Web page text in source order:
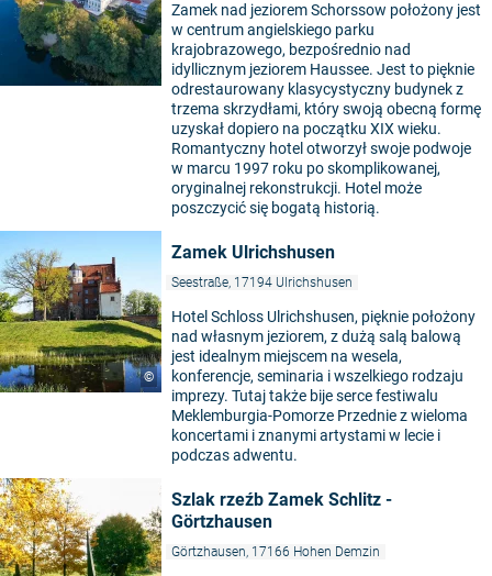
Zamek nad jeziorem Schorssow położony jest
w centrum angielskiego parku
krajobrazowego, bezpośrednio nad
idyllicznym jeziorem Haussee. Jest to pięknie
odrestaurowany klasycystyczny budynek z
trzema skrzydłami, który swoją obecną formę
uzyskał dopiero na początku XIX wieku.
Romantyczny hotel otworzył swoje podwoje
w marcu 1997 roku po skomplikowanej,
oryginalnej rekonstrukcji. Hotel może
poszczycić się bogatą historią.
©
Zamek Ulrichshusen
Seestraße, 17194 Ulrichshusen
Hotel Schloss Ulrichshusen, pięknie położony
nad własnym jeziorem, z dużą salą balową
jest idealnym miejscem na wesela,
konferencje, seminaria i wszelkiego rodzaju
imprezy. Tutaj także bije serce festiwalu
Meklemburgia-Pomorze Przednie z wieloma
koncertami i znanymi artystami w lecie i
podczas adwentu.
Szlak rzeźb Zamek Schlitz -
Görtzhausen
Görtzhausen, 17166 Hohen Demzin